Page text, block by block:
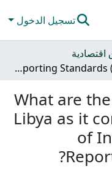
تسجيل الدخول
اقتصادية
What are the challenges that face Libya as it considers the adoption of International Financial Reporting Standards (IFRS)?
What are
Libya as it
of